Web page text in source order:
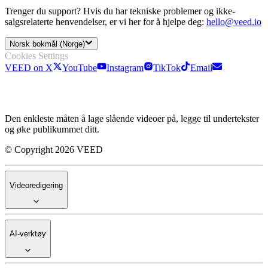
Trenger du support? Hvis du har tekniske problemer og ikke-
salgsrelaterte henvendelser, er vi her for å hjelpe deg: hello@veed.io
Norsk bokmål (Norge)
Cookies Settings
VEED on X
YouTube Instagram TikTok Email
Den enkleste måten å lage slående videoer på, legge til undertekster
og øke publikummet ditt.
© Copyright 2026 VEED
Videoredigering
AI-verktøy